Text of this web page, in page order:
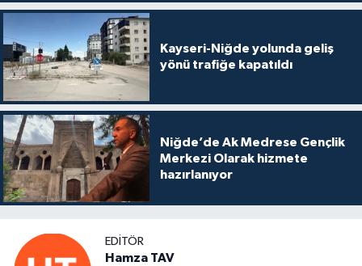
Kayseri-Niğde yolunda geliş
yönü trafiğe kapatıldı
Niğde’de Ak Medrese Gençlik
Merkezi Olarak hizmete
hazırlanıyor
EDITÖR
Hamza TAV